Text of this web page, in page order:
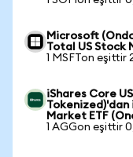
Microsoft
Total US Stock
1 MSFTon eşittir
iShares Core
Tokenized)'dan
Market ETF
1 AGGon eşittir